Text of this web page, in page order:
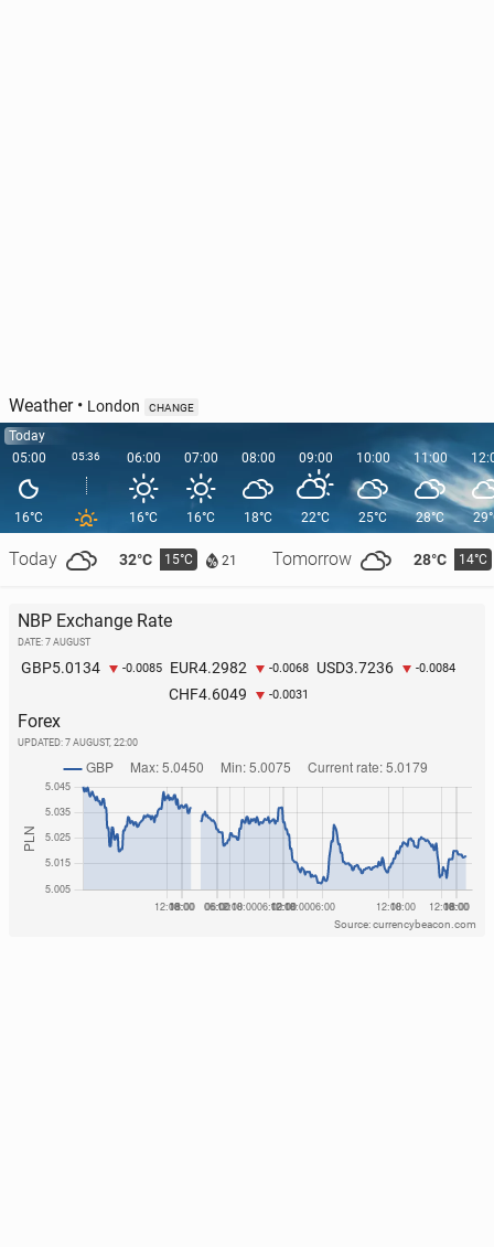
Weather• London CHANGE
Today
05:00
16°C
Today 32°C 15°C 21 Tomorrow 28°C 14°C
05:36 06:00
16°C
07:00
16°C
08:00
18°C
09:00
22°C
10:00
25°C
11:00
28°C
NBP Exchange Rate
DATE: 7 AUGUST
GBP5.0134 -0.0085 EUR4.2982 -0.0068 USD3.7236 -0.0084
CHF4.6049 -0.0031
Forex
UPDATED: 7 AUGUST, 22:00
Source: currencybeacon.com